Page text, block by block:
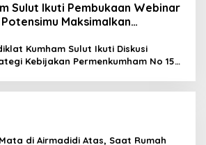
Sulut Ikuti Pembukaan Webinar
Maksimalkan
Kumham Sulut Ikuti Diskusi
Kebijakan Permenkumham No 15
di Airmadidi Atas, Saat Rumah